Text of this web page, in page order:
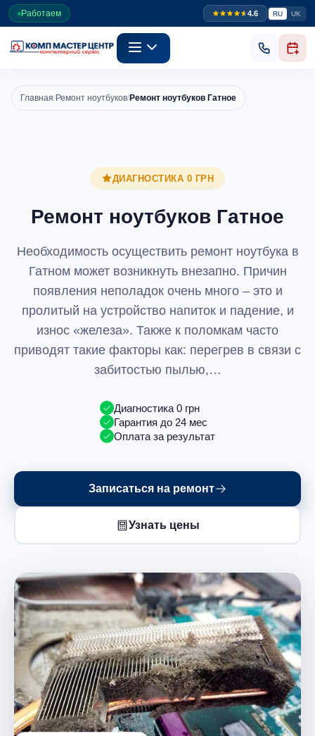
Работаем 4.6 RU UK
Главная/Ремонт ноутбуков/Ремонт ноутбуков Гатное
ДИАГНОСТИКА 0 ГРН
Ремонт ноутбуков Гатное
Необходимость осуществить ремонт ноутбука в
Гатном может возникнуть внезапно. Причин
появления неполадок очень много – это и
пролитый на устройство напиток и падение, и
износ «железа». Также к поломкам часто
приводят такие факторы как: перегрев в связи с
забитостью пылью,…
Диагностика 0 грн
Гарантия до 24 мес
Оплата за результат
Записаться на ремонт
Узнать цены